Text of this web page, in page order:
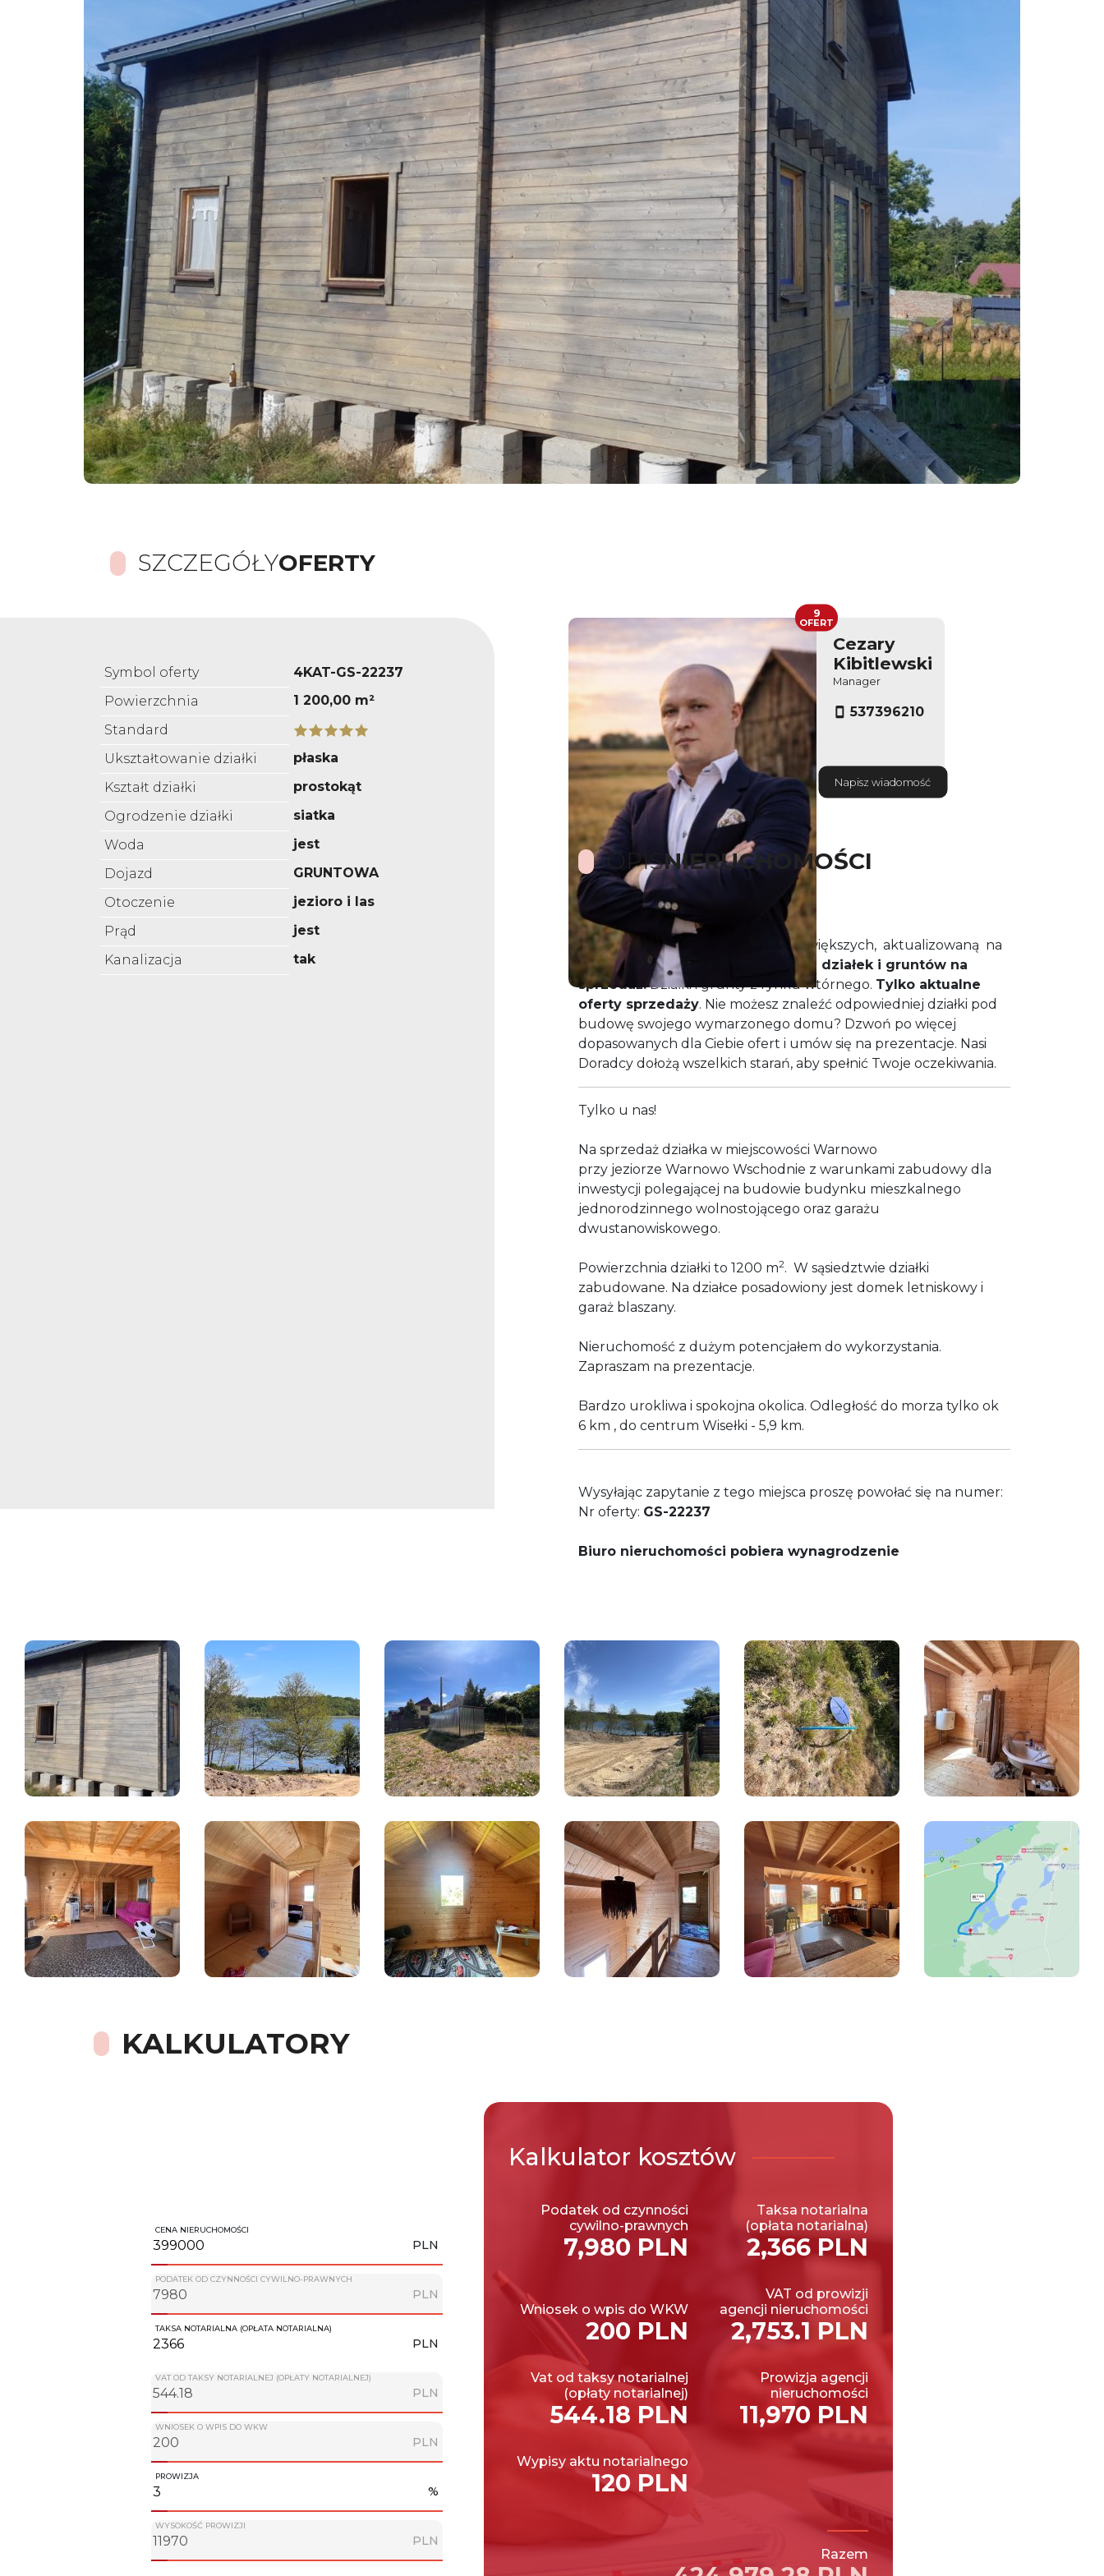
SZCZEGÓŁYOFERTY
Symbol oferty
4KAT-GS-22237
Powierzchnia
1 200,00 m²
Standard
Ukształtowanie działki
płaska
Kształt działki
prostokąt
Ogrodzenie działki
siatka
Woda
jest
Dojazd
GRUNTOWA
Otoczenie
jezioro i las
Prąd
jest
Kanalizacja
tak
Cezary
Kibitlewski
Manager
537396210
Napisz wiadomość
9
OFERT
OPISNIERUCHOMOŚCI
Proponujemy Państwu jedną z największych, aktualizowaną na
bieżąco bazę danych dotyczących działek i gruntów na
sprzedaż.Działki i grunty z rynku wtórnego. Tylko aktualne
oferty sprzedaży. Nie możesz znaleźć odpowiedniej działki pod
budowę swojego wymarzonego domu? Dzwoń po więcej
dopasowanych dla Ciebie ofert i umów się na prezentacje. Nasi
Doradcy dołożą wszelkich starań, aby spełnić Twoje oczekiwania.
Tylko u nas!
Na sprzedaż działka w miejscowości Warnowo
przy jeziorze Warnowo Wschodnie z warunkami zabudowy dla
inwestycji polegającej na budowie budynku mieszkalnego
jednorodzinnego wolnostojącego oraz garażu
dwustanowiskowego.
Powierzchnia działki to 1200 m2. W sąsiedztwie działki
zabudowane. Na działce posadowiony jest domek letniskowy i
garaż blaszany.
Nieruchomość z dużym potencjałem do wykorzystania.
Zapraszam na prezentacje.
Bardzo urokliwa i spokojna okolica. Odległość do morza tylko ok
6 km , do centrum Wisełki - 5,9 km.
Wysyłając zapytanie z tego miejsca proszę powołać się na numer:
Nr oferty: GS-22237
Biuro nieruchomości pobiera wynagrodzenie
KALKULATORY
Kalkulator kosztów
Podatek od czynności
cywilno-prawnych
7,980 PLN
Taksa notarialna
(opłata notarialna)
2,366 PLN
Wniosek o wpis do WKW
200 PLN
VAT od prowizji
agencji nieruchomości
2,753.1 PLN
Vat od taksy notarialnej
(opłaty notarialnej)
544.18 PLN
Prowizja agencji
nieruchomości
11,970 PLN
Wypisy aktu notarialnego
120 PLN
Razem
CENA NIERUCHOMOŚCI
PLN
PODATEK OD CZYNNOŚCI CYWILNO-PRAWNYCH
PLN
TAKSA NOTARIALNA (OPŁATA NOTARIALNA)
PLN
VAT OD TAKSY NOTARIALNEJ (OPŁATY NOTARIALNEJ)
PLN
WNIOSEK O WPIS DO WKW
PLN
PROWIZJA
%
WYSOKOŚĆ PROWIZJI
PLN